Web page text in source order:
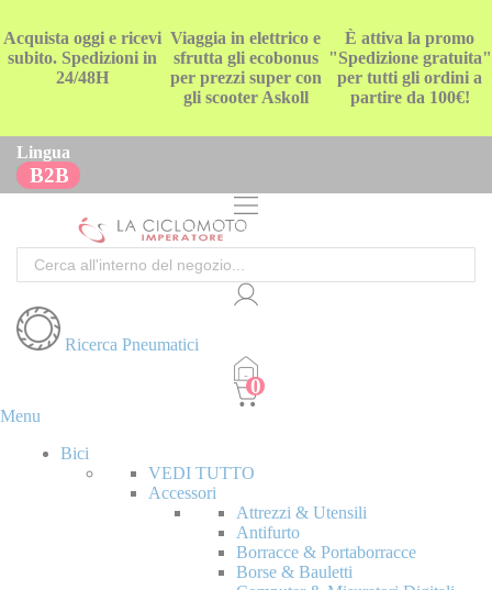
Acquista oggi e ricevi
subito. Spedizioni in
24/48H
Viaggia in elettrico e
sfrutta gli ecobonus
per prezzi super con
gli scooter Askoll
È attiva la promo
"Spedizione gratuita"
per tutti gli ordini a
partire da 100€!
Lingua
B2B
Cerca
Ricerca Pneumatici
Menu
Bici
VEDI TUTTO
Accessori
Attrezzi & Utensili
Antifurto
Borracce & Portaborracce
Borse & Bauletti